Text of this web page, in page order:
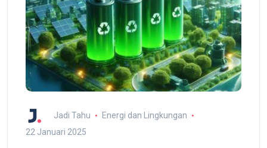
Jadi Tahu
Energi dan Lingkungan
22 Januari 2025